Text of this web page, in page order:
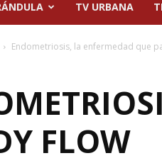
TV URBANA
Endometriosis, la enfermedad que
FLOW